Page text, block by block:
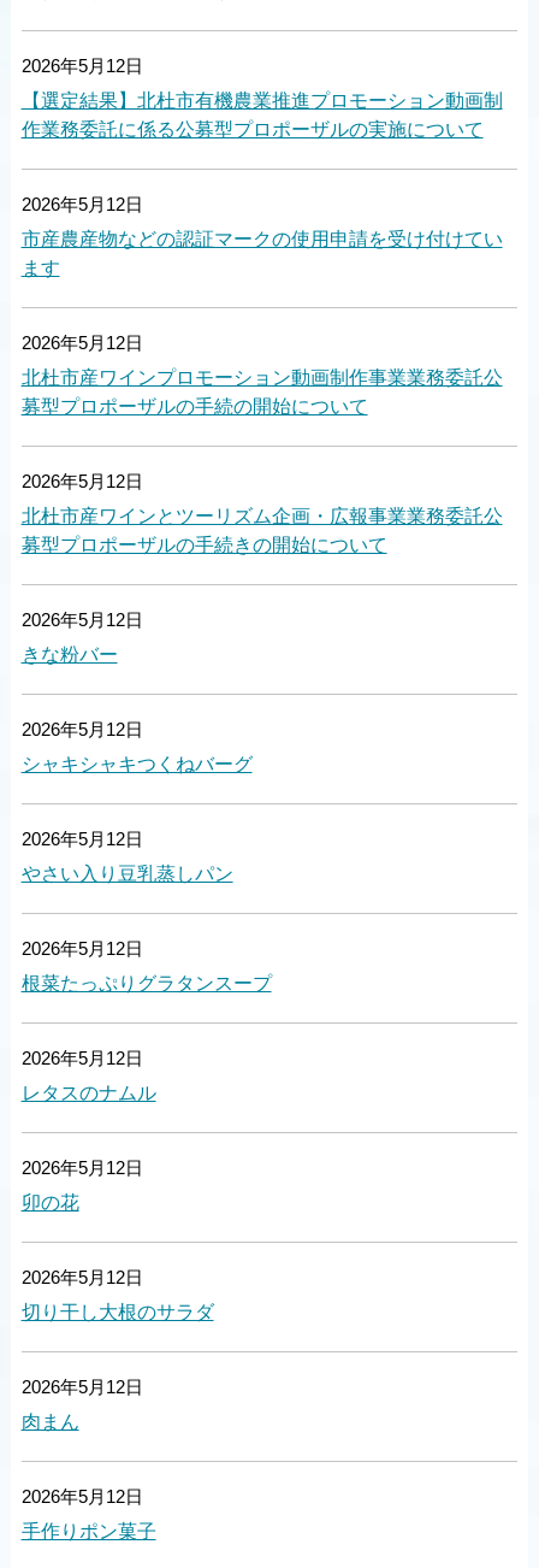
2026年5月12日
【選定結果】北杜市有機農業推進プロモーション動画制
作業務委託に係る公募型プロポーザルの実施について
2026年5月12日
市産農産物などの認証マークの使用申請を受け付けてい
ます
2026年5月12日
北杜市産ワインプロモーション動画制作事業業務委託公
募型プロポーザルの手続の開始について
2026年5月12日
北杜市産ワインとツーリズム企画・広報事業業務委託公
募型プロポーザルの手続きの開始について
2026年5月12日
きな粉バー
2026年5月12日
シャキシャキつくねバーグ
2026年5月12日
やさい入り豆乳蒸しパン
2026年5月12日
根菜たっぷりグラタンスープ
2026年5月12日
レタスのナムル
2026年5月12日
卯の花
2026年5月12日
切り干し大根のサラダ
2026年5月12日
肉まん
2026年5月12日
手作りポン菓子